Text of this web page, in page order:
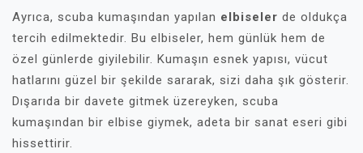
Ayrıca, scuba kumaşından yapılan elbiseler de oldukça
tercih edilmektedir. Bu elbiseler, hem günlük hem de
özel günlerde giyilebilir. Kumaşın esnek yapısı, vücut
hatlarını güzel bir şekilde sararak, sizi daha şık gösterir.
Dışarıda bir davete gitmek üzereyken, scuba
kumaşından bir elbise giymek, adeta bir sanat eseri gibi
hissettirir.